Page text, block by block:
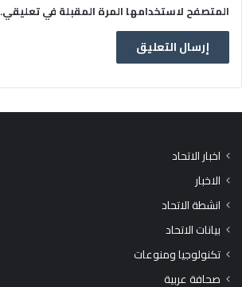
المتصفح لاستخدامها المرة المقبلة في تعليقي.
اخبار الاتحاد
الاخبار
انشطة الاتحاد
بيانات الاتحاد
تكنولوجيا ومنوعات
صحافة عربية